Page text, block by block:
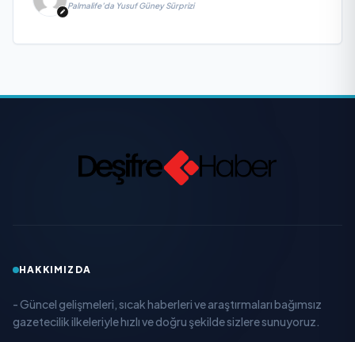
Palmalife’da Yusuf Güney Sürprizi
HAKKIMIZDA
- Güncel gelişmeleri, sıcak haberleri ve araştırmaları bağımsız
gazetecilik ilkeleriyle hızlı ve doğru şekilde sizlere sunuyoruz.